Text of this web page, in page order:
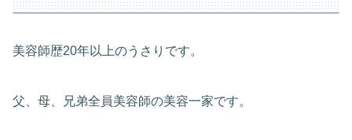
美容師歴20年以上のうさりです。
父、母、兄弟全員美容師の美容一家です。